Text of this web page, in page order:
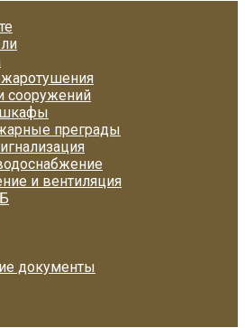
сооружений
преграды
и вентиляция
документы